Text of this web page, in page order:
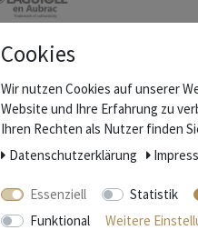
Cookies
Wir nutzen Cookies auf unserer
Website und Ihre Erfahrung zu
Ihren Rechten als Nutzer finden
Daten­schutz­erklärung
Essenziell Statistik
Funktional
Weitere